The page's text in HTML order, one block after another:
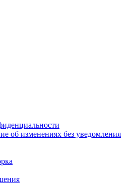
об изменениях без уведомления